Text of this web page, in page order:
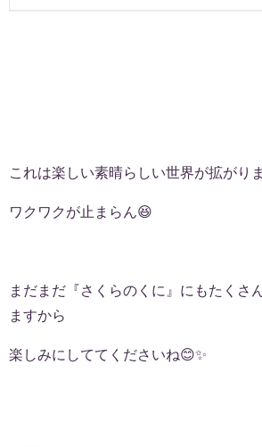
これは楽しい素晴らしい世界が拡がり
ワクワクが止まらん😆
まだまだ『さくらのくに』にもたくさ
ますから
楽しみにしててくださいね😊✨